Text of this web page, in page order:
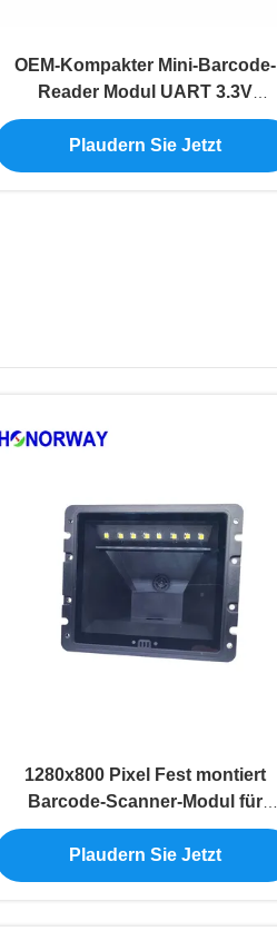
OEM-Kompakter Mini-Barcode-
Reader Modul UART 3.3V
Versorgung 6,8 mm Dicke
Plaudern Sie Jetzt
1280x800 Pixel Fest montiert
Barcode-Scanner-Modul für
Identitätsprüfungs-Kiosk
Plaudern Sie Jetzt